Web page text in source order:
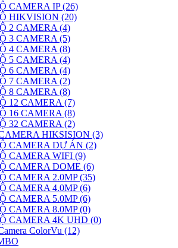
CAMERA IP (26)
HIKVISION (20)
2 CAMERA (4)
3 CAMERA (5)
4 CAMERA (8)
5 CAMERA (4)
6 CAMERA (4)
7 CAMERA (2)
8 CAMERA (8)
12 CAMERA (7)
16 CAMERA (8)
32 CAMERA (2)
HIKSISION (3)
CAMERA DỰ ÁN (2)
CAMERA WIFI (9)
CAMERA DOME (6)
CAMERA 2.0MP (35)
CAMERA 4.0MP (6)
CAMERA 5.0MP (6)
CAMERA 8.0MP (0)
CAMERA 4K UHD (0)
ColorVu (12)